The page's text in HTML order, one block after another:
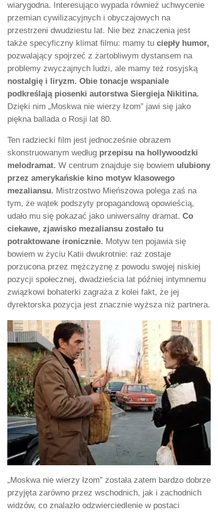
wiarygodna. Interesująco wypada również uchwycenie
przemian cywilizacyjnych i obyczajowych na
przestrzeni dwudziestu lat. Nie bez znaczenia jest
także specyficzny klimat filmu: mamy tu ciepły humor,
pozwalający spojrzeć z żartobliwym dystansem na
problemy zwyczajnych ludzi, ale mamy też rosyjską
nostalgię i liryzm. Obie tonacje wspaniale
podkreślają piosenki autorstwa Siergieja Nikitina.
Dzięki nim „Moskwa nie wierzy łzom” jawi się jako
piękna ballada o Rosji lat 80.
Ten radziecki film jest jednocześnie obrazem
skonstruowanym według przepisu na hollywoodzki
melodramat. W centrum znajduje się bowiem ulubiony
przez amerykańskie kino motyw klasowego
mezaliansu. Mistrzostwo Mieńszowa polega zaś na
tym, że wątek podszyty propagandową opowieścią,
udało mu się pokazać jako uniwersalny dramat. Co
ciekawe, zjawisko mezaliansu zostało tu
potraktowane ironicznie. Motyw ten pojawia się
bowiem w życiu Katii dwukrotnie: raz zostaje
porzucona przez mężczyznę z powodu swojej niskiej
pozycji społecznej, dwadzieścia lat później intymnemu
związkowi bohaterki zagraża z kolei fakt, że jej
dyrektorska pozycja jest znacznie wyższa niż partnera.
„Moskwa nie wierzy łzom” została zatem bardzo dobrze
przyjęta zarówno przez wschodnich, jak i zachodnich
widzów, co znalazło odzwierciedlenie w postaci